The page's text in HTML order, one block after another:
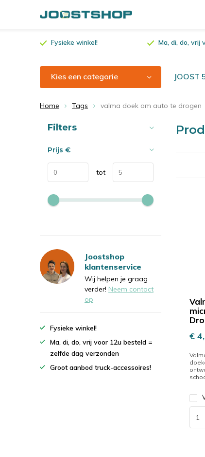
Fysieke winkel! Ma, di, do, vrij
Kies een categorie JOOST
Home Tags valma doek om auto te drogen
€
Sorteren op:
Filters
Prijs €
tot
Joostshop
klantenservice
Wij helpen je graag
verder! Neem contact
op
Fysieke winkel!
Ma, di, do, vrij voor 12u besteld =
zelfde dag verzonden
Groot aanbod truck-accessoires!